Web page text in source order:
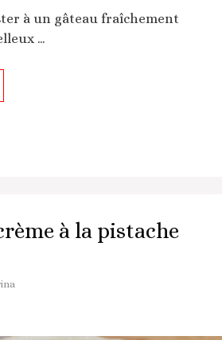
à un gâteau fraîchement
…
à la pistache